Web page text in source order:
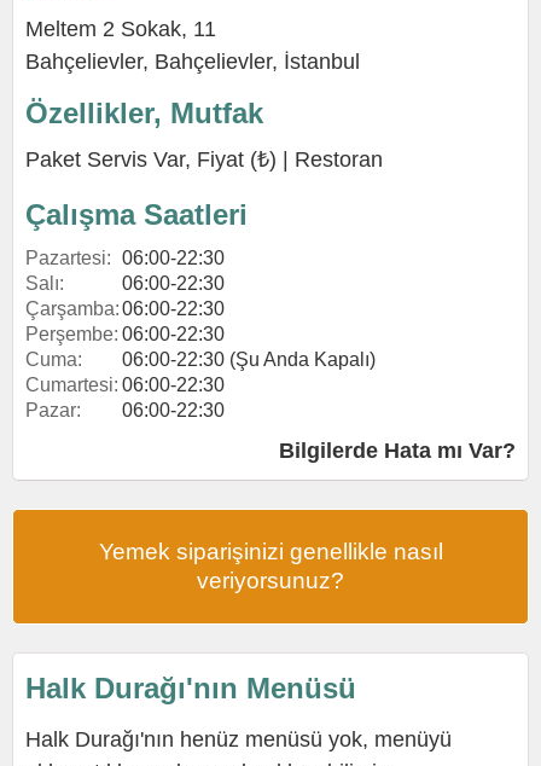
Meltem 2 Sokak, 11
Bahçelievler, Bahçelievler, İstanbul
Özellikler, Mutfak
Paket Servis Var, Fiyat (₺) | Restoran
Çalışma Saatleri
Pazartesi: 06:00-22:30
Salı:
06:00-22:30
Çarşamba:06:00-22:30
Perşembe: 06:00-22:30
Cuma:
06:00-22:30 (Şu Anda Kapalı)
Cumartesi: 06:00-22:30
Pazar:
06:00-22:30
Bilgilerde Hata mı Var?
Yemek siparişinizi genellikle nasıl
veriyorsunuz?
Halk Durağı'nın Menüsü
Halk Durağı'nın henüz menüsü yok, menüyü